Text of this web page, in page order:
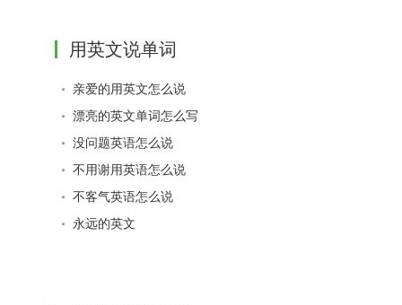
用英文说单词
亲爱的用英文怎么说
漂亮的英文单词怎么写
没问题英语怎么说
不用谢用英语怎么说
不客气英语怎么说
永远的英文